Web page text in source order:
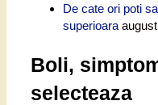
De cate ori poti
superioara
Boli,
selecteaza